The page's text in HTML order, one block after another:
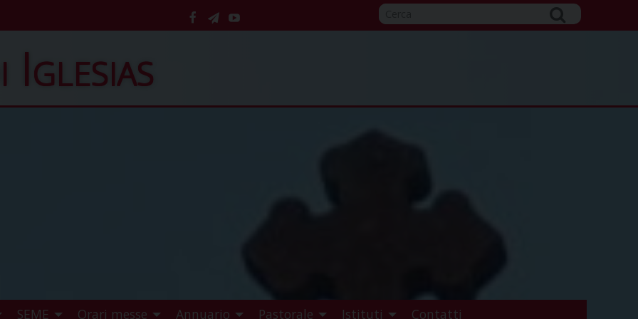
facebook
telegram
YouTube
Iglesias
SEME Orari messe Annuario Pastorale Istituti Contatti